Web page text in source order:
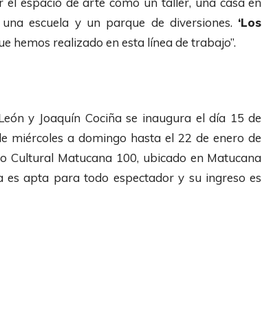
escuela y un parque de diversiones. ‘Los
hemos realizado en esta línea de trabajo”.
y Joaquín Cociña se inaugura el día 15 de
miércoles a domingo hasta el 22 de enero de
Cultural Matucana 100, ubicado en Matucana
es apta para todo espectador y su ingreso es